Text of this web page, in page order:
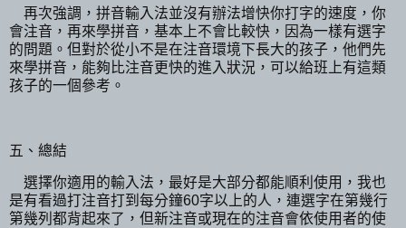
再次強調，拼音輸入法並沒有辦法增快你打字的速度，你
會注音，再來學拼音，基本上不會比較快，因為一樣有選字
的問題。但對於從小不是在注音環境下長大的孩子，他們先
來學拼音，能夠比注音更快的進入狀況，可以給班上有這類
孩子的一個參考。
五、總結
選擇你適用的輸入法，最好是大部分都能順利使用，我也
是有看過打注音打到每分鐘60字以上的人，連選字在第幾行
第幾列都背起來了，但新注音或現在的注音會依使用者的使